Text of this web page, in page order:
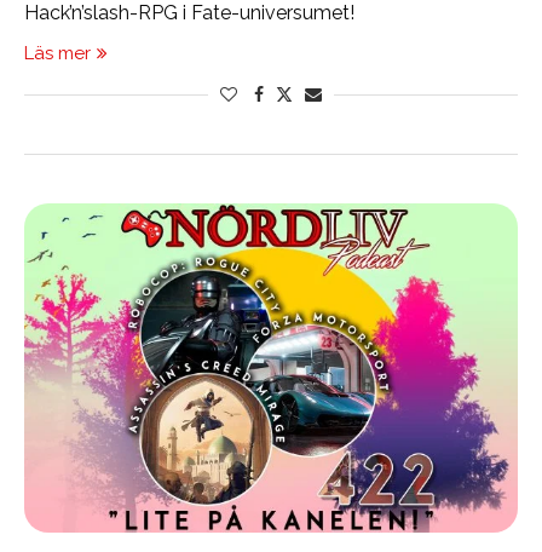
Hack’n’slash-RPG i Fate-universumet!
Läs mer